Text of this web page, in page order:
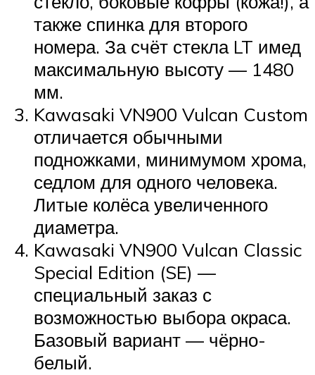
также спинка для второго
номера. За счёт стекла LT имед
максимальную высоту — 1480
мм.
Kawasaki VN900 Vulcan Custom
отличается обычными
подножками, минимумом хрома,
седлом для одного человека.
Литые колёса увеличенного
диаметра.
Kawasaki VN900 Vulcan Classic
Special Edition (SE) —
специальный заказ с
возможностью выбора окраса.
Базовый вариант — чёрно-
белый.